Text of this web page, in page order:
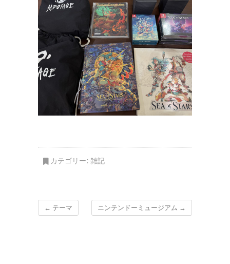
カテゴリー: 雑記
← テーマ ニンテンドーミュージアム →